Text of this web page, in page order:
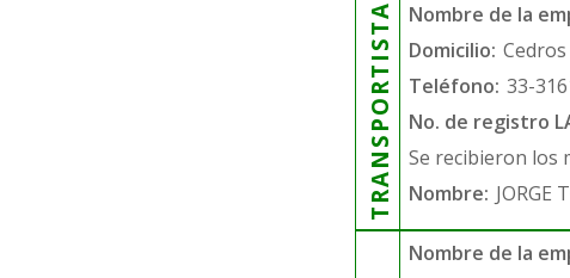
TRANSPORTISTA Nombre de la
Domicilio:
Teléfono: 33-
No. de registro
Se recibieron los
Nombre: JORGE
Nombre de la